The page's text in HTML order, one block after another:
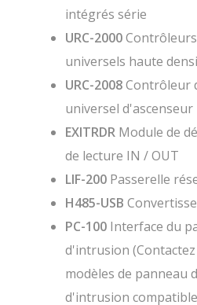
intégrés série
URC-2000
universels haute
URC-2008Contrôleur
universel d'ascenseur
EXITRDRModule de
de lecture IN / OUT
LIF-200Passerelle
H485-USB
PC-100Interface du
d'intrusion
modèles de panneau
d'intrusion